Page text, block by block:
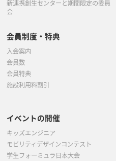
新連携創生センターと期間限定の委員
会
会員制度・特典
入会案内
会員数
会員特典
施設利用料割引
イベントの開催
キッズエンジニア
モビリティデザインコンテスト
学生フォーミュラ日本大会